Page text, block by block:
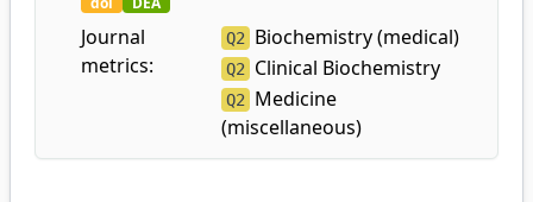
Journal
metrics:
Q2 Biochemistry (medical)
Q2 Clinical Biochemistry
Q2 Medicine
(miscellaneous)